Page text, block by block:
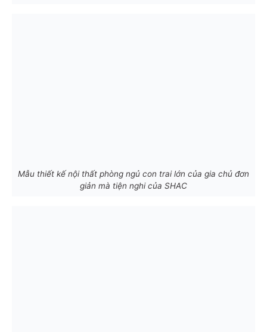
Mẫu thiết kế nội thất phòng ngủ con trai lớn của gia chủ đơn
giản mà tiện nghi của SHAC